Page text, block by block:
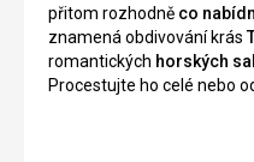
přitom rozhodně co
znamená obdivování krás
romantických horských
Procestujte ho celé nebo